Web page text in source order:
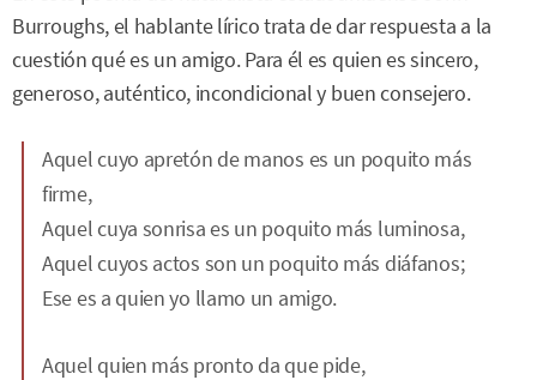
Burroughs, el hablante lírico trata de dar respuesta a la
cuestión qué es un amigo. Para él es quien es sincero,
generoso, auténtico, incondicional y buen consejero.
Aquel cuyo apretón de manos es un poquito más
firme,
Aquel cuya sonrisa es un poquito más luminosa,
Aquel cuyos actos son un poquito más diáfanos;
Ese es a quien yo llamo un amigo.
Aquel quien más pronto da que pide,